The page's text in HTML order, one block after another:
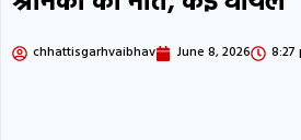
के कुछ घंटों बाद
chhattisgarhvaibhav June 8, 2026 8:27